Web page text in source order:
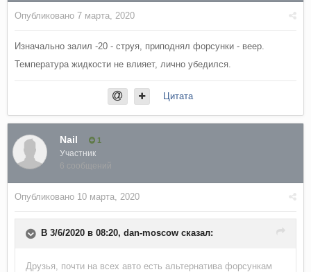
Опубликовано 7 марта, 2020
Изначально залил -20 - струя, приподнял форсунки - веер.
Температура жидкости не влияет, лично убедился.
Цитата
Nail 1
Участник
6 сообщений
Опубликовано 10 марта, 2020
В 3/6/2020 в 08:20, dan-moscow сказал:
Друзья, почти на всех авто есть альтернатива форсункам